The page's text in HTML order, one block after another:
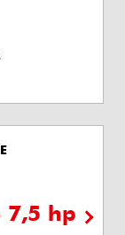
7,5 hp